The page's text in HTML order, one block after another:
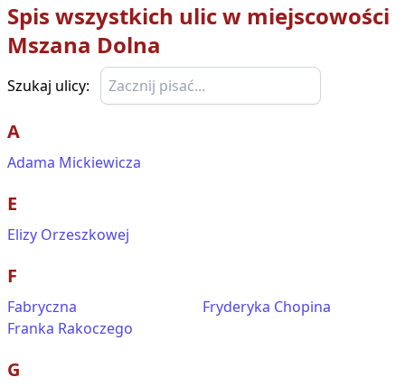
Spis wszystkich ulic w miejscowości
Mszana Dolna
Szukaj ulicy:
A
Adama Mickiewicza
E
Elizy Orzeszkowej
F
Fabryczna
Franka Rakoczego
Fryderyka Chopina
G